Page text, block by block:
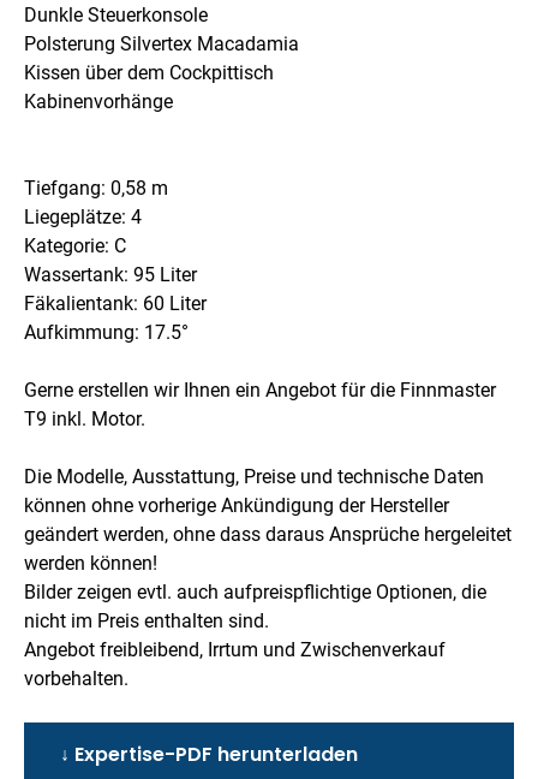
Dunkle Steuerkonsole
Polsterung Silvertex Macadamia
Kissen über dem Cockpittisch
Kabinenvorhänge
Tiefgang: 0,58 m
Liegeplätze: 4
Kategorie: C
Wassertank: 95 Liter
Fäkalientank: 60 Liter
Aufkimmung: 17.5°
Gerne erstellen wir Ihnen ein Angebot für die Finnmaster
T9 inkl. Motor.
Die Modelle, Ausstattung, Preise und technische Daten
können ohne vorherige Ankündigung der Hersteller
geändert werden, ohne dass daraus Ansprüche hergeleitet
werden können!
Bilder zeigen evtl. auch aufpreispflichtige Optionen, die
nicht im Preis enthalten sind.
Angebot freibleibend, Irrtum und Zwischenverkauf
vorbehalten.
↓ Expertise-PDF herunterladen